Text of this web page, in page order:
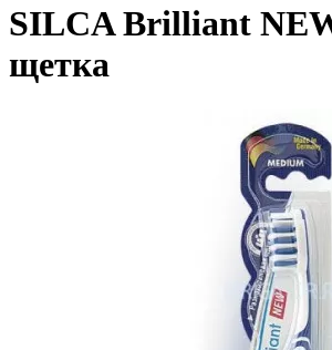
SILCA Brilliant
щетка